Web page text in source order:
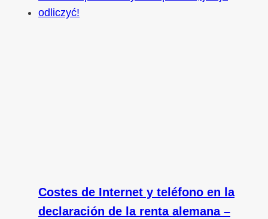
Costes de Internet y teléfono en la
declaración de la renta alemana –